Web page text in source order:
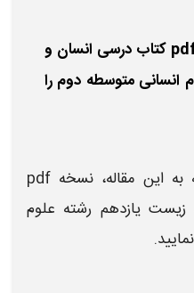
1- ✔️ چگونه می توان نسخه pdf کتاب درسی انسان و
انسانی متوسطه دوم را
✔️ شما می توانید با مراجعه به این مقاله، نسخه pdf
یازدهم رشته علوم